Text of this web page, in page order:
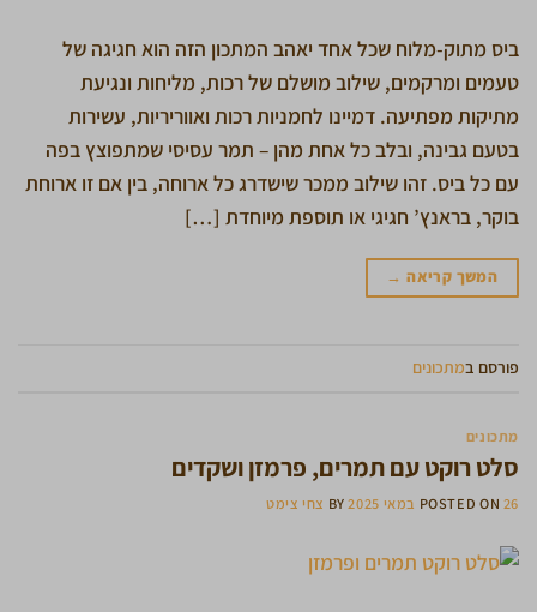
ביס מתוק-מלוח שכל אחד יאהב המתכון הזה הוא חגיגה של
טעמים ומרקמים, שילוב מושלם של רכות, מליחות ונגיעת
מתיקות מפתיעה. דמיינו לחמניות רכות ואווריריות, עשירות
בטעם גבינה, ובלב כל אחת מהן – תמר עסיסי שמתפוצץ בפה
עם כל ביס. זהו שילוב ממכר שישדרג כל ארוחה, בין אם זו ארוחת
בוקר, בראנץ’ חגיגי או תוספת מיוחדת […]
המשך קריאה→
פורסם במתכונים
מתכונים
סלט רוקט עם תמרים, פרמזן ושקדים
POSTED ON26 במאי 2025 BYצחי צימט